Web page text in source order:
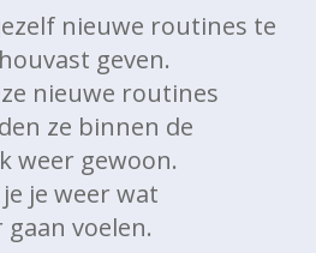
nieuwe routines te
geven.
nieuwe routines
ze binnen de
weer gewoon.
je weer wat
voelen.